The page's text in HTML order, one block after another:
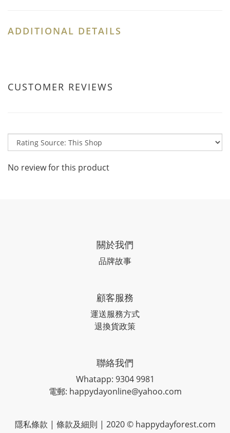
ADDITIONAL DETAILS
CUSTOMER REVIEWS
No review for this product
關於我們
品牌故事
顧客服務
運送服務方式
退換貨政策
聯絡我們
Whatapp: 9304 9981
電郵: happydayonline@yahoo.com
隱私條款 | 條款及細則 | 2020 © happydayforest.com